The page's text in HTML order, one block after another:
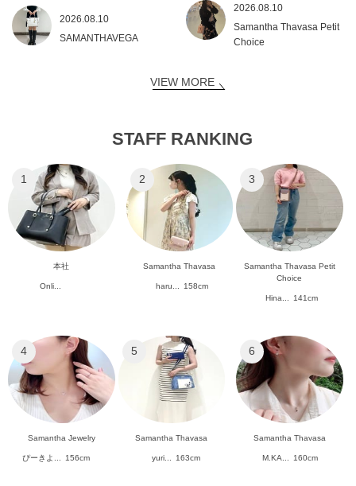
2026.08.10
SAMANTHAVEGA
2026.08.10
Samantha Thavasa Petit
Choice
VIEW MORE
STAFF RANKING
1
本社
Onli...
2
Samantha Thavasa
haru... 158cm
3
Samantha Thavasa Petit
Choice
Hina... 141cm
4
Samantha Jewelry
ぴーきよ... 156cm
5
Samantha Thavasa
yuri... 163cm
6
Samantha Thavasa
M.KA... 160cm